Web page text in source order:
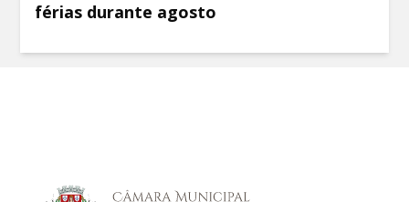
férias durante agosto